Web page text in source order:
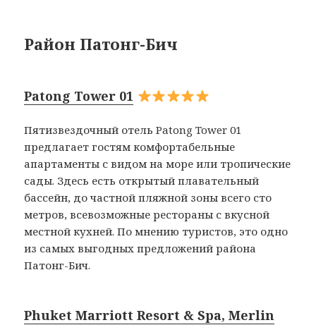
Район Патонг-Бич
Patong Tower 01
Пятизвездочный отель Patong Tower 01
предлагает гостям комфортабельные
апартаменты с видом на море или тропические
сады. Здесь есть открытый плавательный
бассейн, до частной пляжной зоны всего сто
метров, всевозможные рестораны с вкусной
местной кухней. По мнению туристов, это одно
из самых выгодных предложений района
Патонг-Бич.
Phuket Marriott Resort & Spa, Merlin